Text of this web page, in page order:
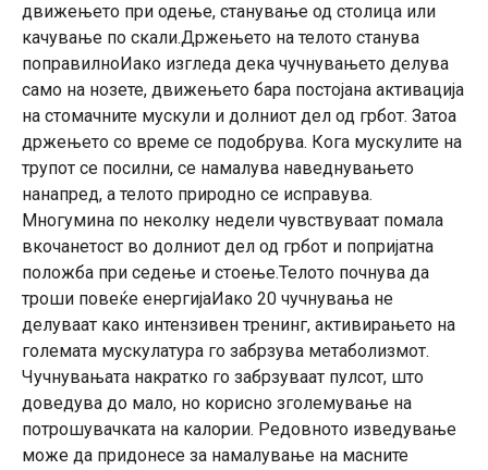
движењето при одење, станување од столица или
качување по скали.Држењето на телото станува
поправилноИако изгледа дека чучнувањето делува
само на нозете, движeњето бара постојана активaција
на стомачните мускули и долниот дел од грбот. Затоа
држењето со време се подобрува. Кога мускулите на
трупот се посилни, се намалува наведнувањето
нанапред, а телото природно се исправува.
Многумина по неколку недели чувствуваат помала
вкочанетост во долниот дел од грбот и попријатна
положба при седење и стоење.Телото почнува да
троши повеќе енергијаИако 20 чучнувања не
делуваат како интензивен тренинг, активирањето на
големата мускулатура го забрзува метаболизмот.
Чучнувањата накратко го забрзуваат пулсот, што
доведува до мало, но корисно зголемување на
потрошувачката на калории. Редовното изведување
може да придонесе за намалување на масните